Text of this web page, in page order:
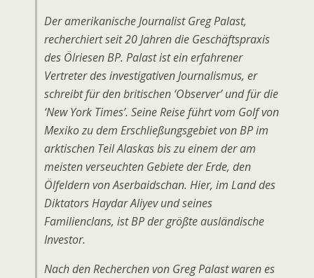
Der amerikanische Journalist Greg Palast,
recherchiert seit 20 Jahren die Geschäftspraxis
des Ölriesen BP. Palast ist ein erfahrener
Vertreter des investigativen Journalismus, er
schreibt für den britischen ‘Observer’ und für die
‘New York Times’. Seine Reise führt vom Golf von
Mexiko zu dem Erschließungsgebiet von BP im
arktischen Teil Alaskas bis zu einem der am
meisten verseuchten Gebiete der Erde, den
Ölfeldern von Aserbaidschan. Hier, im Land des
Diktators Haydar Aliyev und seines
Familienclans, ist BP der größte ausländische
Investor.
Nach den Recherchen von Greg Palast waren es